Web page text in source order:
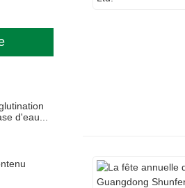
d'eau...